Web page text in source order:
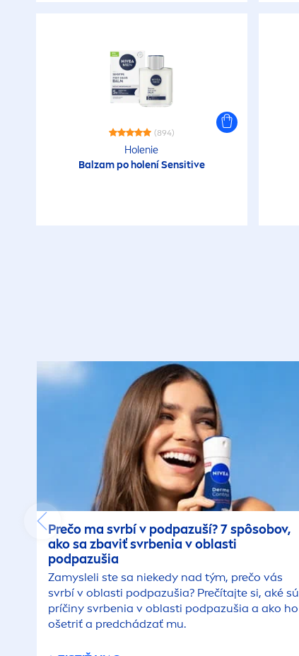
(894)
Holenie
Balzam po holeníSensitive
Prečo ma svrbí v podpazuší? 7 spôsobov,
ako sa zbaviť svrbenia v oblasti
podpazušia
Zamysleli ste sa niekedy nad tým, prečo vás
svrbí v oblasti podpazušia? Prečítajte si, aké sú
príčiny svrbenia v oblasti podpazušia a ako ho
ošetriť a predchádzať mu.